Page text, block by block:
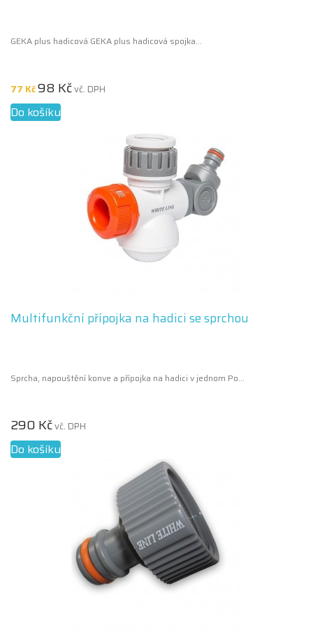
GEKA plus hadicová GEKA plus hadicová spojka...
77 Kč98 Kčvč. DPH
Do košíku
Multifunkční přípojka na hadici se sprchou
Sprcha, napouštění konve a přípojka na hadici v jednom Po...
290 Kčvč. DPH
Do košíku